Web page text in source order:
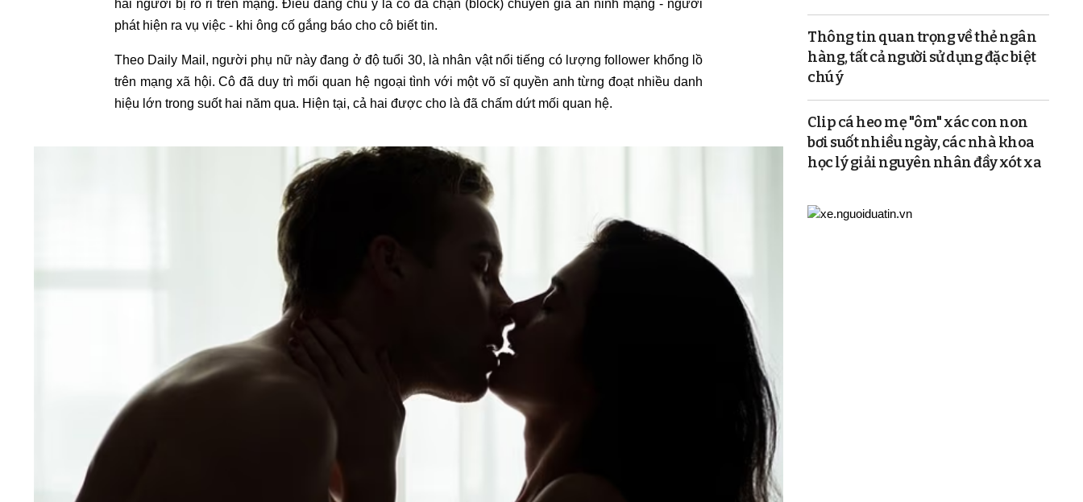
hai người bị rò rỉ trên mạng. Điều đáng chú ý là cô đã chặn (block) chuyên gia an ninh mạng - người
phát hiện ra vụ việc - khi ông cố gắng báo cho cô biết tin.
Theo Daily Mail, người phụ nữ này đang ở độ tuổi 30, là nhân vật nổi tiếng có lượng follower khổng lồ
trên mạng xã hội. Cô đã duy trì mối quan hệ ngoại tình với một võ sĩ quyền anh từng đoạt nhiều danh
hiệu lớn trong suốt hai năm qua. Hiện tại, cả hai được cho là đã chấm dứt mối quan hệ.
Thông tin quan trọng về thẻ ngân
hàng, tất cả người sử dụng đặc biệt
chú ý
Clip cá heo mẹ "ôm" xác con non
bơi suốt nhiều ngày, các nhà khoa
học lý giải nguyên nhân đầy xót xa